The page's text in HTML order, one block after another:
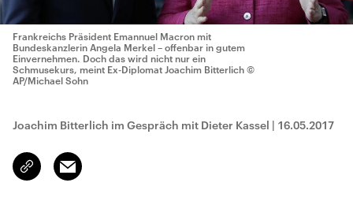
Frankreichs Präsident Emannuel Macron mit
Bundeskanzlerin Angela Merkel – offenbar in gutem
Einvernehmen. Doch das wird nicht nur ein
Schmusekurs, meint Ex-Diplomat Joachim Bitterlich ©
AP/Michael Sohn
Joachim Bitterlich im Gespräch mit Dieter Kassel | 16.05.2017
Link
kopieren/teilen
Email